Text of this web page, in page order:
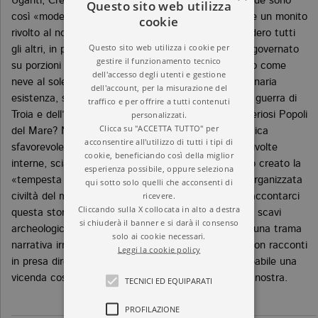
così «moderne» che la loro storia suona ormai come un monito
rivolto al nostro mondo. Caduto il primo anello, caddero tutti
gli altri, in pochi anni, e le fiere civiltà che avevano governato
su porzioni enormi del mondo conosciuto si sciolsero come
neve al sole, lasciando poco o niente della loro millenaria
esistenza, se non echi lontane nelle narrazioni della guerra di
Troia e dell’esodo ebraico. Fu solo a causa dei misteriosi Popoli
del Mare? No, solo in parte. Una congiuntura climatica
sfavorevole, il collasso del mercato internazionale, rivolte
interne, sciami sismici continui e altro ancora hanno creato la
«tempesta perfetta» e estinto la più complessa e organizzata
civiltà del mondo antico, così simile alla nostra. A raccontarci
questa storia è Eric Cline, uno dei protagonisti degli scavi
archeologici dell’Età del Bronzo. Il suo racconto ha una trama
narrativa irresistibile, come un giallo dell’antichità, con racconti
in presa diretta e flashback che rendono viva e palpabile una
vicenda così antica, eppure terribilmente vicina alla nostra.
Questo sito web utilizza
cookie
Questo sito web utilizza i cookie per
gestire il funzionamento tecnico
dell'accesso degli utenti e gestione
dell'account, per la misurazione del
traffico e per offrire a tutti contenuti
personalizzati.
Clicca su "ACCETTA TUTTO" per
acconsentire all'utilizzo di tutti i tipi di
cookie, beneficiando così della miglior
esperienza possibile, oppure seleziona
qui sotto solo quelli che acconsenti di
ricevere.
Cliccando sulla X collocata in alto a destra
si chiuderà il banner e si darà il consenso
solo ai cookie necessari.
Leggi la cookie policy
TECNICI ED EQUIPARATI
PROFILAZIONE